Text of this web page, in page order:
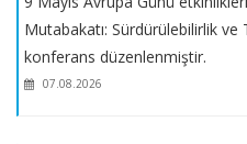
2025 - 2026 Güz Yarıyılı
Başladı.
Mutabakatı: Sürdürülebilirlik ve
konferans düzenlenmiştir.
07.08.2026